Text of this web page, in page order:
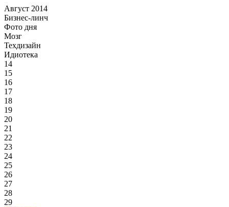
Август 2014
Бизнес-линч
Фото дня
Мозг
Техдизайн
Идиотека
14
15
16
17
18
19
20
21
22
23
24
25
26
27
28
29